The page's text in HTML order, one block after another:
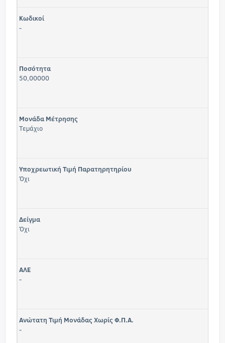
Κωδικοί
-
Ποσότητα
50,00000
Μονάδα Μέτρησης
Τεμάχιο
Υποχρεωτική Τιμή Παρατηρητηρίου
Όχι
Δείγμα
Όχι
ΑΛΕ
-
Ανώτατη Τιμή Μονάδας Χωρίς Φ.Π.Α.
-